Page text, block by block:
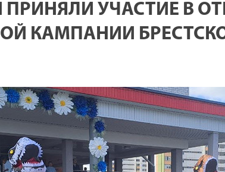
ПРИНЯЛИ УЧАСТИЕ В
КАМПАНИИ